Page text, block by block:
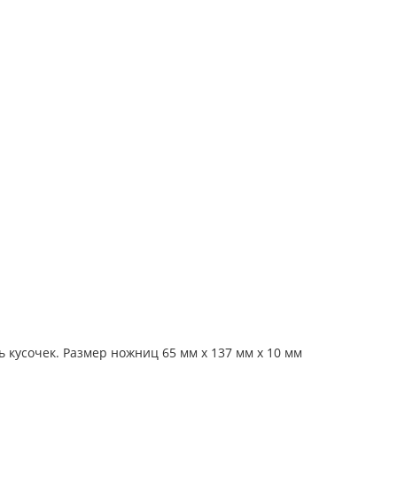
кусочек. Размер ножниц 65 мм х 137 мм х 10 мм